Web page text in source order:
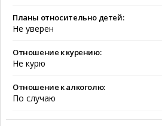
Планы относительно детей:
Не уверен
Отношение к курению:
Не курю
Отношение к алкоголю:
По случаю